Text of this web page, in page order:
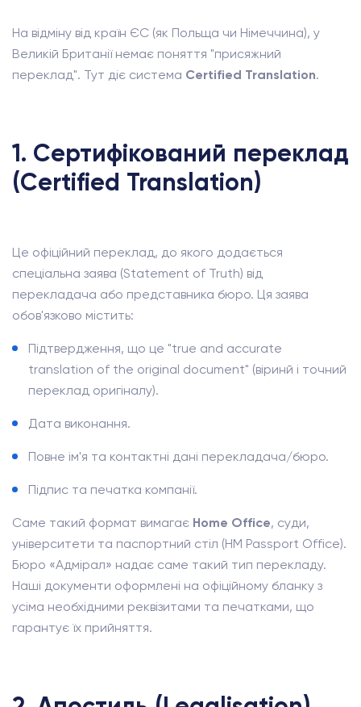
На відміну від країн ЄС (як Польща чи Німеччина), у
Великій Британії немає поняття "присяжний
переклад". Тут діє система Certified Translation.
1. Сертифікований переклад
(Certified Translation)
Це офіційний переклад, до якого додається
спеціальна заява (Statement of Truth) від
перекладача або представника бюро. Ця заява
обов'язково містить:
Підтвердження, що це "true and accurate
translation of the original document" (віринй і точний
переклад оригіналу).
Дата виконання.
Повне ім'я та контактні дані перекладача/бюро.
Підпис та печатка компанії.
Саме такий формат вимагає Home Office, суди,
університети та паспортний стіл (HM Passport Office).
Бюро «Адмірал» надає саме такий тип перекладу.
Наші документи оформлені на офіційному бланку з
усіма необхідними реквізитами та печатками, що
гарантує їх прийняття.